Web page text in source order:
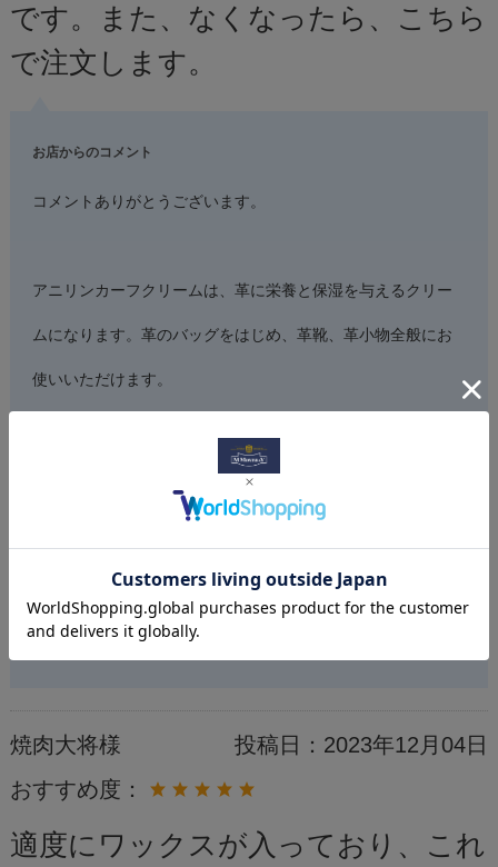
です。また、なくなったら、こちら
で注文します。
お店からのコメント
コメントありがとうございます。
アニリンカーフクリームは、革に栄養と保湿を与えるクリー
ムになります。革のバッグをはじめ、革靴、革小物全般にお
使いいただけます。
容量は60mlの通常サイズと500mlの大容量サイズもございま
すので、ご検討くださいませ。
今後とも当社製品をご愛顧いただけますよう宜しくお願い致
焼肉大将様 投稿日： 2023年12月04日
おすすめ度：
適度にワックスが入っており、これ